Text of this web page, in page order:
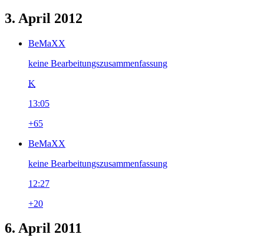
3. April 2012
BeMaXX
keine Bearbeitungszusammenfassung
K
13:05
+65
BeMaXX
keine Bearbeitungszusammenfassung
12:27
+20
6. April 2011